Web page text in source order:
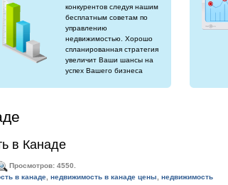
конкурентов следуя нашим
бесплатным советам по
управлению
недвижимостью. Хорошо
спланированная стратегия
увеличит Ваши шансы на
успех Вашего бизнеса
в Канаде
Просмотров: 4550.
в канаде, недвижимость в канаде цены
недвижимость